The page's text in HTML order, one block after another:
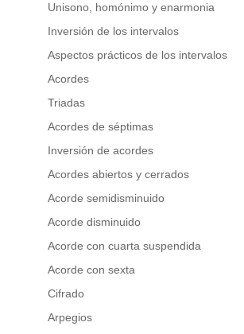
Unisono, homónimo y enarmonia
Inversión de los intervalos
Aspectos prácticos de los intervalos
Acordes
Triadas
Acordes de séptimas
Inversión de acordes
Acordes abiertos y cerrados
Acorde semidisminuido
Acorde disminuido
Acorde con cuarta suspendida
Acorde con sexta
Cifrado
Arpegios